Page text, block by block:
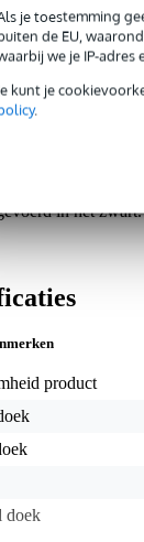
je toestemming
de EU,
we je IP-
kunt je
.
groot formaat
mazen. Het
25 meter er al
invloeden,
bang te zijn.
die rondom
in het zwart.
product
doek